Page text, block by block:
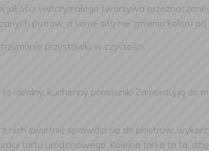
jakości wytrzymałego tworzywa
potraw, a same sito nie zmienia koloru od
przystawki w czystości.
to idealny, kuchenny pomocnik! Zamontuj ją do
świetnie sprawdzi się do plastrów,
tortu urodzinowego. Kolejna tarka to ta,